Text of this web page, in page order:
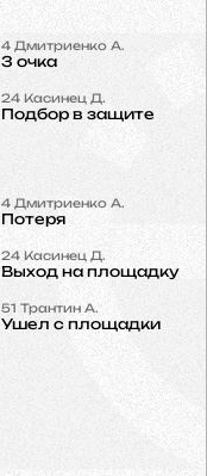
4 Дмитриенко А.
3 очка
24 Касинец Д.
Подбор в защите
4 Дмитриенко А.
Потеря
24 Касинец Д.
Выход на площадку
51 Трантин А.
Ушел с площадки